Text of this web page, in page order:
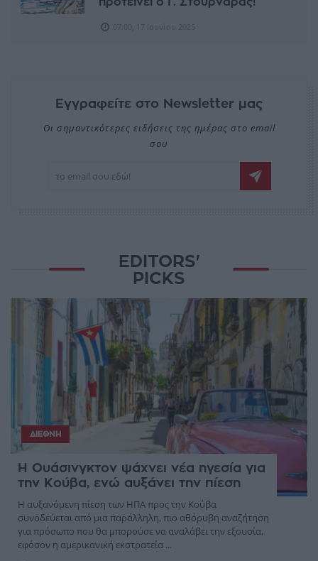
προτείνει ο Γ. Στουρνάρας!
Εγγραφείτε στο Newsletter μας
Οι σημαντικότερες ειδήσεις της ημέρας στο email
σου
EDITORS'
PICKS
ΔΙΕΘΝΉ
Η Ουάσινγκτον ψάχνει νέα ηγεσία για
την Κούβα, ενώ αυξάνει την πίεση
Η αυξανόμενη πίεση των ΗΠΑ προς την Κούβα
συνοδεύεται από μια παράλληλη, πιο αθόρυβη αναζήτηση
για πρόσωπο που θα μπορούσε να αναλάβει την εξουσία,
εφόσον η αμερικανική εκστρατεία ...